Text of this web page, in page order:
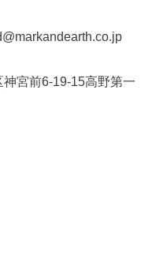
宮前6-19-15高野第一